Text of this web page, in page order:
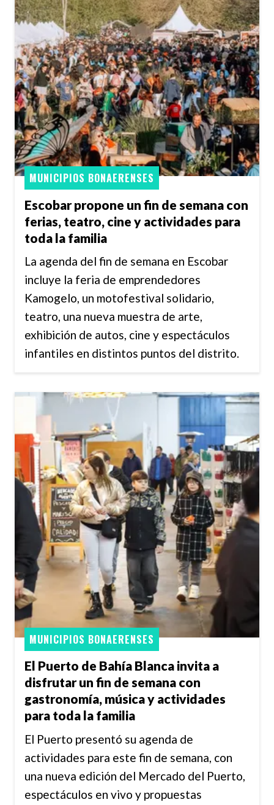
Escobar propone un fin de semana con
ferias, teatro, cine y actividades para
toda la familia
MUNICIPIOS BONAERENSES
La agenda del fin de semana en Escobar
incluye la feria de emprendedores
Kamogelo, un motofestival solidario,
teatro, una nueva muestra de arte,
exhibición de autos, cine y espectáculos
infantiles en distintos puntos del distrito.
El Puerto de Bahía Blanca invita a
disfrutar un fin de semana con
gastronomía, música y actividades
para toda la familia
MUNICIPIOS BONAERENSES
El Puerto presentó su agenda de
actividades para este fin de semana, con
una nueva edición del Mercado del Puerto,
espectáculos en vivo y propuestas